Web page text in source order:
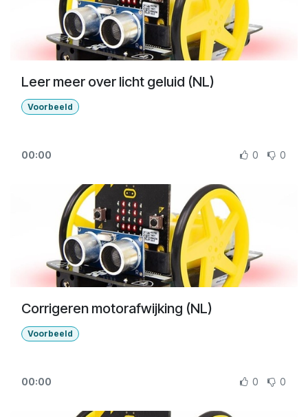
Leer meer over licht geluid (NL)
Voorbeeld
00:00 0 0
Corrigeren motorafwijking (NL)
Voorbeeld
00:00 0 0